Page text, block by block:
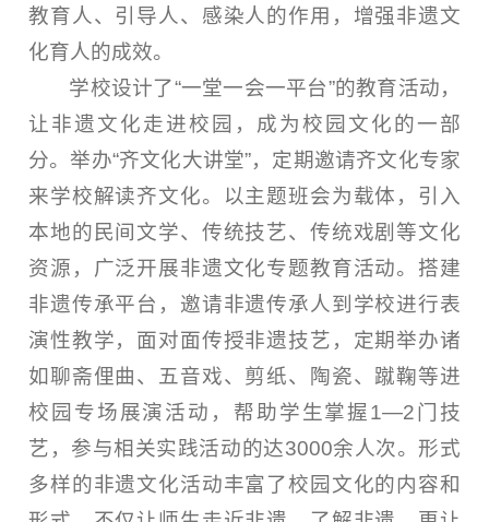
教育人、引导人、感染人的作用，增强非遗文
化育人的成效。
学校设计了“一堂一会一平台”的教育活动，
让非遗文化走进校园，成为校园文化的一部
分。举办“齐文化大讲堂”，定期邀请齐文化专家
来学校解读齐文化。以主题班会为载体，引入
本地的民间文学、传统技艺、传统戏剧等文化
资源，广泛开展非遗文化专题教育活动。搭建
非遗传承平台，邀请非遗传承人到学校进行表
演性教学，面对面传授非遗技艺，定期举办诸
如聊斋俚曲、五音戏、剪纸、陶瓷、蹴鞠等进
校园专场展演活动，帮助学生掌握1—2门技
艺，参与相关实践活动的达3000余人次。形式
多样的非遗文化活动丰富了校园文化的内容和